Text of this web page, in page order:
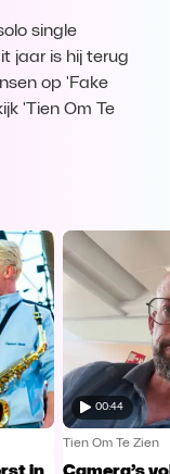
single
jaar is hij terug
op 'Fake
'Tien Om Te
00:44
Tien Om Te Zien